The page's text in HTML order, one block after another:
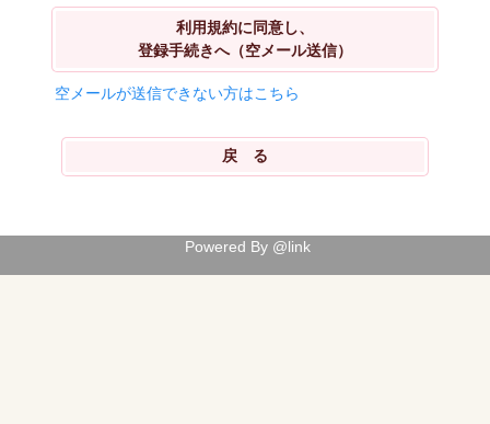
利用規約に同意し、
登録手続きへ（空メール送信）
空メールが送信できない方はこちら
Powered By @link